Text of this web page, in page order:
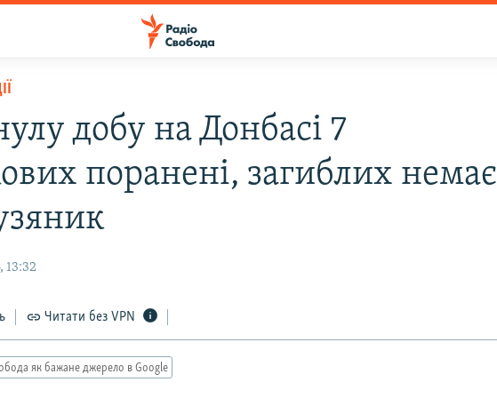
добу на Донбасі 7
поранені, загиблих немає
13:32
Читати без VPN
як бажане джерело в Google